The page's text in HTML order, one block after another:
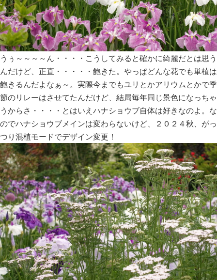
うぅ～～～～ん・・・・こうしてみると確かに綺麗だとは思う
んだけど、正直・・・・・飽きた。やっぱどんな花でも単植は
飽きるんだよなぁ～。実際今までもユリとかアリウムとかで季
節のリレーはさせてたんだけど、結局毎年同じ景色になっちゃ
うからさ・・・・とはいえハナショウブ自体は好きなのよ。な
のでハナショウブメインは変わらないけど、２０２４秋、がっ
つり混植モードでデザイン変更！